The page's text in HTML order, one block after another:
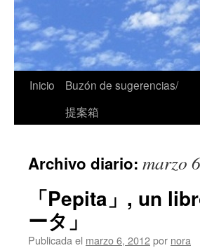
Inicio
Buzón de sugerencias/
提案箱
Archivo diario: marzo
「Pepita」, un
ータ」
Publicada el marzo 6, 2012por nora